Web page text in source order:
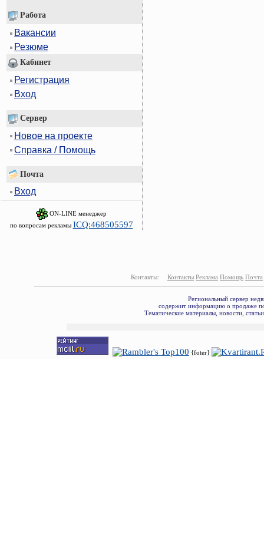
Работа
Вакансии
Резюме
Кабинет
Регистрация
Вход
Сервер
Новое на проекте
Справка / Помощь
Почта
Вход
ON-LINE менеджер
по вопросам рекламы ICQ:468505597
Контакты: Контакты Реклама Помощь Почта
Региональный сервер
содержит информацию о продаже
Тематические материалы, новости,
{foter}